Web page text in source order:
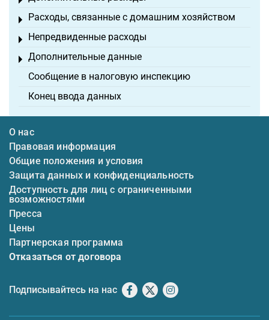
Расходы, связанные с домашним хозяйством
Toggle menu
Непредвиденные расходы
Toggle menu
Дополнительные данные
Toggle menu
Сообщение в налоговую инспекцию
Конец ввода данных
О нас
Правовая информация
Общие положения и условия
Защита данных и конфиденциальность
Доступность для лиц с ограниченными
возможностями
Пресса
Цены
Партнерская программа
Отказаться от договора
Подписывайтесь на нас Facebook
X Instagram